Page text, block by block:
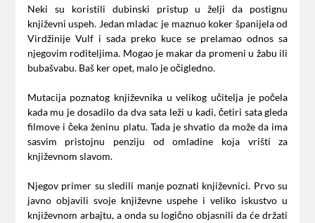
Neki su koristili dubinski pristup u želji da postignu
književni uspeh. Jedan mladac je maznuo koker španijela od
Virdžinije Vulf i sada preko kuce se prelamao odnos sa
njegovim roditeljima. Mogao je makar da promeni u žabu ili
bubašvabu. Baš ker opet, malo je očigledno.
Mutacija poznatog književnika u velikog učitelja je počela
kada mu je dosadilo da dva sata leži u kadi, četiri sata gleda
filmove i čeka ženinu platu. Tada je shvatio da može da ima
sasvim pristojnu penziju od omladine koja vrišti za
književnom slavom.
Njegov primer su sledili manje poznati književnici. Prvo su
javno objavili svoje književne uspehe i veliko iskustvo u
književnom arbajtu, a onda su logično objasnili da će držati